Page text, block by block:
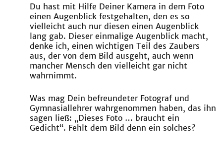
Du hast mit Hilfe Deiner Kamera in dem Foto
einen Augenblick festgehalten, den es so
vielleicht auch nur diesen einen Augenblick
lang gab. Dieser einmalige Augenblick macht,
denke ich, einen wichtigen Teil des Zaubers
aus, der von dem Bild ausgeht, auch wenn
mancher Mensch den vielleicht gar nicht
wahrnimmt.
Was mag Dein befreundeter Fotograf und
Gymnasiallehrer wahrgenommen haben, das ihn
sagen ließ: „Dieses Foto … braucht ein
Gedicht“. Fehlt dem Bild denn ein solches?